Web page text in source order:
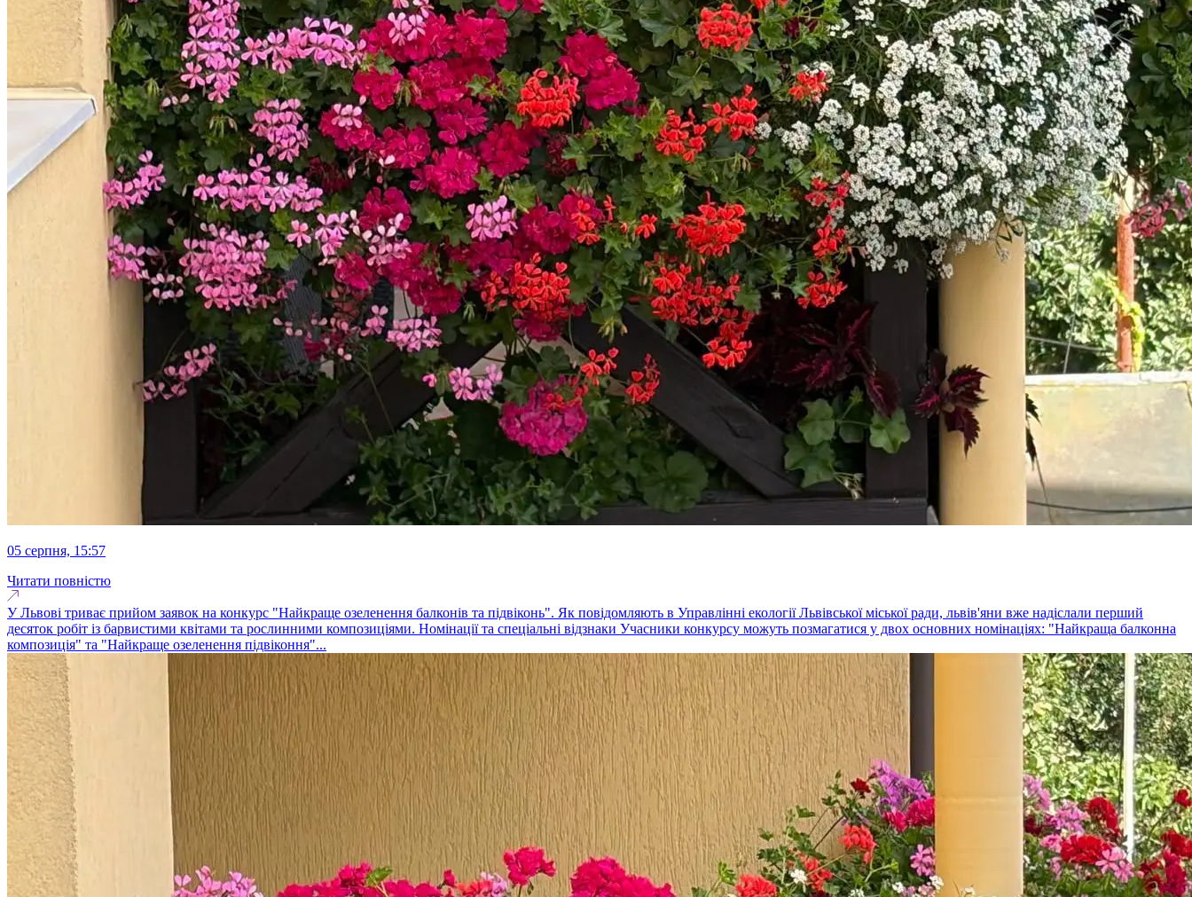
05 серпня, 15:57
Читати повністю
У Львові триває прийом заявок на конкурс "Найкраще озеленення балконів та підвіконь". Як повідомляють в Управлінні екології Львівської міської ради, львів'яни вже надіслали перший
десяток робіт із барвистими квітами та рослинними композиціями. Номінації та спеціальні відзнаки Учасники конкурсу можуть позмагатися у двох основних номінаціях: "Найкраща балконна
композиція" та "Найкраще озеленення підвіконня"...